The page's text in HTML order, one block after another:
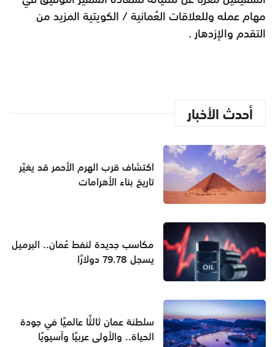
مهام عمله وللعلاقات العُمانية / الكويتية المزيد من
التقدم والإزدهار .
أحدث الأخبار
اكتشاف قرب الهرم الأحمر قد يغيّر
تاريخ بناء الأهرامات
مكاسب جديدة لنفط عُمان.. البرميل
يسجل 79.78 دولارًا
سلطنة عمان ثالثًا عالميًا في جودة
الحياة.. والأولى عربيًا وآسيويًا